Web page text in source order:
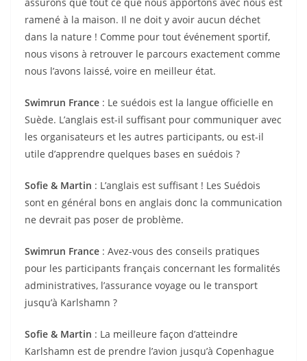
ramené à la maison. Il ne doit y avoir aucun déchet
dans la nature ! Comme pour tout événement sportif,
nous visons à retrouver le parcours exactement comme
nous l’avons laissé, voire en meilleur état.
Swimrun France : Le suédois est la langue officielle en
Suède. L’anglais est-il suffisant pour communiquer avec
les organisateurs et les autres participants, ou est-il
utile d’apprendre quelques bases en suédois ?
Sofie & Martin : L’anglais est suffisant ! Les Suédois
sont en général bons en anglais donc la communication
ne devrait pas poser de problème.
Swimrun France : Avez-vous des conseils pratiques
pour les participants français concernant les formalités
administratives, l’assurance voyage ou le transport
jusqu’à Karlshamn ?
Sofie & Martin : La meilleure façon d’atteindre
Karlshamn est de prendre l’avion jusqu’à Copenhague